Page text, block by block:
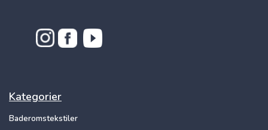
Kategorier
Baderomstekstiler